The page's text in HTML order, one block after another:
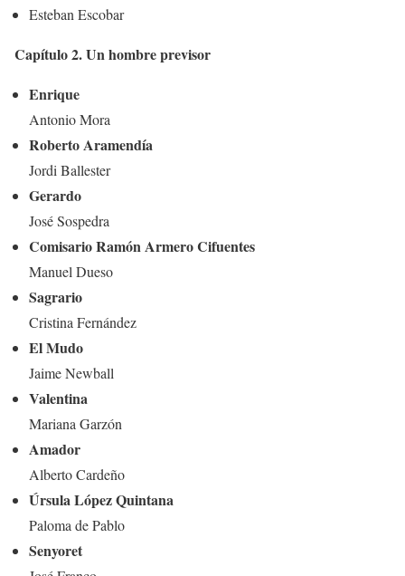
Esteban Escobar
Capítulo 2. Un hombre previsor
Enrique
Antonio Mora
Roberto Aramendía
Jordi Ballester
Gerardo
José Sospedra
Comisario Ramón Armero Cifuentes
Manuel Dueso
Sagrario
Cristina Fernández
El Mudo
Jaime Newball
Valentina
Mariana Garzón
Amador
Alberto Cardeño
Úrsula López Quintana
Paloma de Pablo
Senyoret